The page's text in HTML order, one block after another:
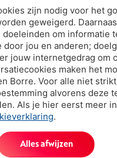
zijn nodig voor het
geweigerd.
om informatie
jou en anderen;
jouw internetgedrag om
maken het
Borre. Voor alle niet
alvorens deze
Als je hier eerst meer
.
Alles afwijzen